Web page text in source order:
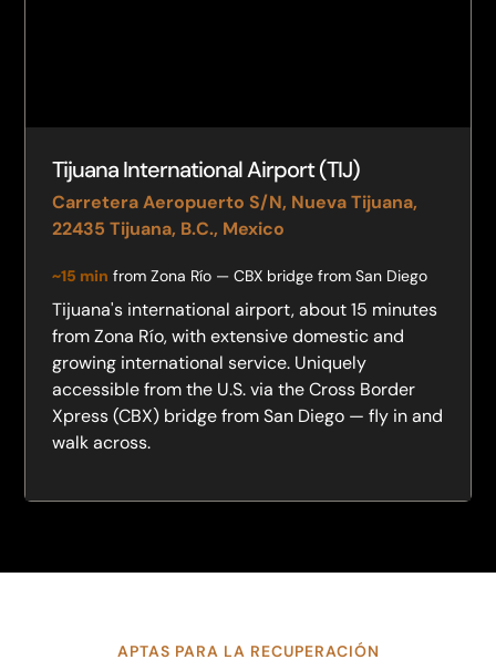
Tijuana International Airport (TIJ)
Carretera Aeropuerto S/N, Nueva Tijuana,
22435 Tijuana, B.C., Mexico
~15 min from Zona Río — CBX bridge from San Diego
Tijuana's international airport, about 15 minutes
from Zona Río, with extensive domestic and
growing international service. Uniquely
accessible from the U.S. via the Cross Border
Xpress (CBX) bridge from San Diego — fly in and
walk across.
APTAS PARA LA RECUPERACIÓN